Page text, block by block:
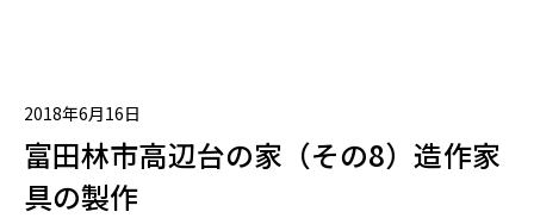
2018年6月16日
富田林市高辺台の家（その8）造作家
具の製作